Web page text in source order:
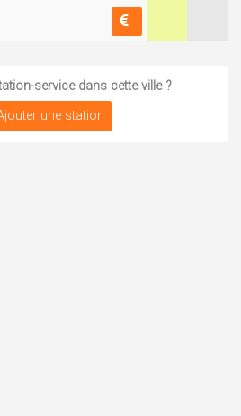
service dans cette ville ?
une station